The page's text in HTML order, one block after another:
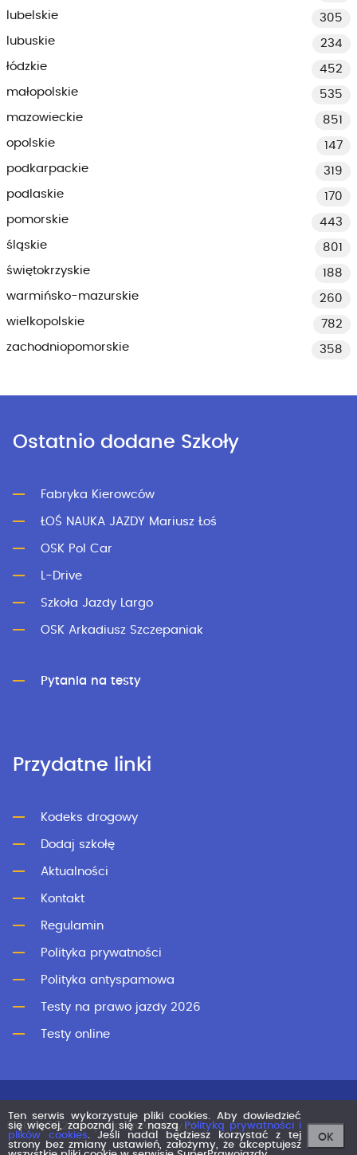
lubelskie
305
lubuskie
234
łódzkie
452
małopolskie
535
mazowieckie
851
opolskie
147
podkarpackie
319
podlaskie
170
pomorskie
443
śląskie
801
świętokrzyskie
188
warmińsko-mazurskie
260
wielkopolskie
782
zachodniopomorskie
358
Ostatnio dodane Szkoły
Fabryka Kierowców
ŁOŚ NAUKA JAZDY Mariusz Łoś
OSK Pol Car
L-Drive
Szkoła Jazdy Largo
OSK Arkadiusz Szczepaniak
Pytania na testy
Przydatne linki
Kodeks drogowy
Dodaj szkołę
Aktualności
Kontakt
Regulamin
Polityka prywatności
Polityka antyspamowa
Testy na prawo jazdy 2026
Testy online
©2011-2026 superprawojazdy.pl
Ten serwis wykorzystuje pliki cookies. Aby dowiedzieć
się więcej, zapoznaj się z naszą
Polityką prywatności i
plików cookies. Jeśli nadal będziesz korzystać z tej
strony bez zmiany ustawień, założymy, że akceptujesz
OK